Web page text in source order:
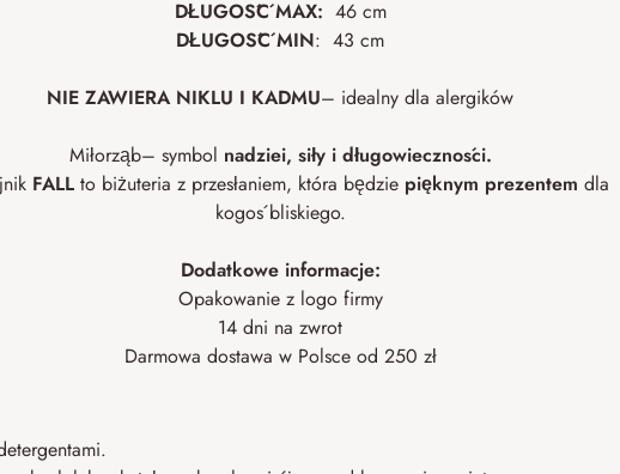
DŁUGOŚĆ MAX: 46 cm
DŁUGOŚĆ MIN: 43 cm
NIE ZAWIERA NIKLU I KADMU– idealny dla alergików
Miłorząb– symbol nadziei, siły i długowieczności.
FALL to biżuteria z przesłaniem, która będzie pięknym prezentem dla
kogoś bliskiego.
Dodatkowe informacje:
Opakowanie z logo firmy
14 dni na zwrot
Darmowa dostawa w Polsce od 250 zł